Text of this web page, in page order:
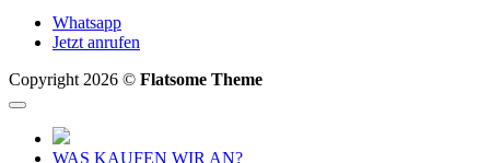
Whatsapp
Jetzt anrufen
Copyright 2026 © Flatsome Theme
WAS KAUFEN WIR AN?